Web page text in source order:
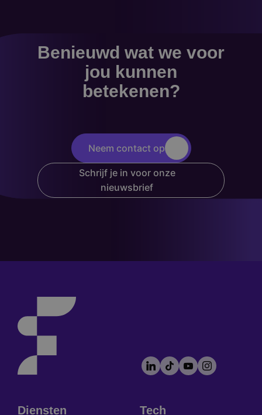
Benieuwd wat we voor
jou kunnen
betekenen?
Neem contact op
Schrijf je in voor onze
nieuwsbrief
Footer
socials
LinkedIn
TikTokYouTubeInstagram
Footer
Diensten Tech